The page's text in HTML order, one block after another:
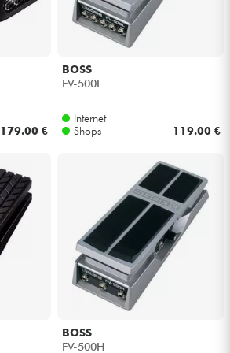
179.00 €
BOSS
FV-500L
Internet
Shops
119.00 €
BOSS
FV-500H